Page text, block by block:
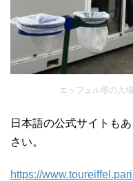
エッフェル塔の入
日本語の公式サイトも
さい。
https://